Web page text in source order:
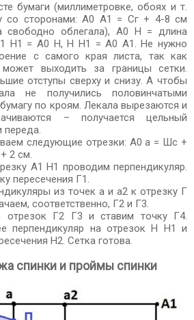
бумаги (миллиметровке, обоях и т.
со сторонами: А0 А1 = Сг + 4-8 см
свободно облегала), А0 Н = длина
Н1 = А0 Н, Н Н1 = А0 А1. Не нужно
с самого края листа, так как
выходить за границы сетки.
отступы сверху и снизу. А чтобы
не получились половинчатыми
по кроям. Лекала вырезаются и
– получается цельный
переда.
следующие отрезки: А0 а = Шс +
2 см.
А1 Н1 проводим перпендикуляр.
пересечения Г1.
из точек а и а2 к отрезку Г
соответственно, Г2 и Г3.
отрезок Г2 Г3 и ставим точку Г4.
перпендикуляр на отрезок Н Н1 и
Н2. Сетка готова.
спинки и проймы спинки